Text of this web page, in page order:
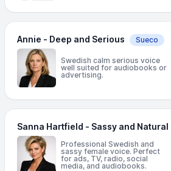
Annie - Deep and Serious Sueco
Swedish calm serious voice
well suited for audiobooks or
advertising.
Sanna Hartfield - Sassy and Natural
Professional Swedish and
sassy female voice. Perfect
for ads, TV, radio, social
media, and audiobooks.